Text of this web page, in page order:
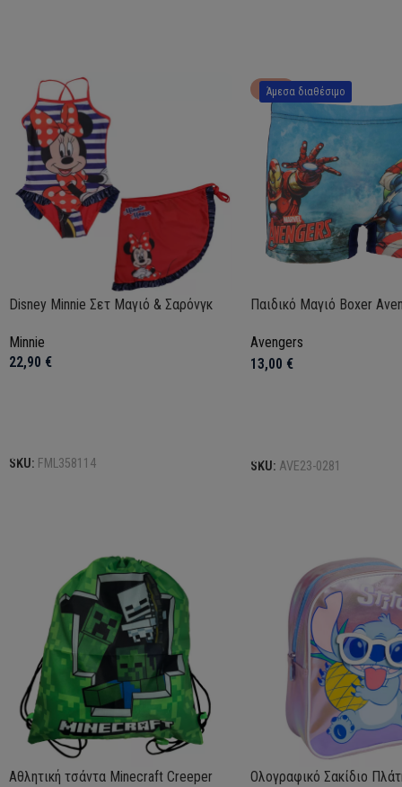
Disney Minnie Σετ Μαγιό & Σαρόνγκ
Minnie
22,90 €
SKU: FML358114
Άμεσα διαθέσιμο
HOT
Παιδικό Μαγιό Boxer
Avengers
13,00 €
SKU: AVE23-0281
Αθλητική τσάντα Minecraft Creeper
Ολογραφικό Σακίδιο